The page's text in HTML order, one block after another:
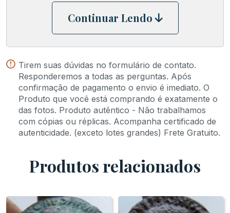
Continuar Lendo
Tirem suas dúvidas no formulário de contato.
Responderemos a todas as perguntas. Após
confirmação de pagamento o envio é imediato. O
Produto que você está comprando é exatamente o
das fotos. Produto autêntico - Não trabalhamos
com cópias ou réplicas. Acompanha certificado de
autenticidade. (exceto lotes grandes) Frete Gratuito.
Produtos relacionados